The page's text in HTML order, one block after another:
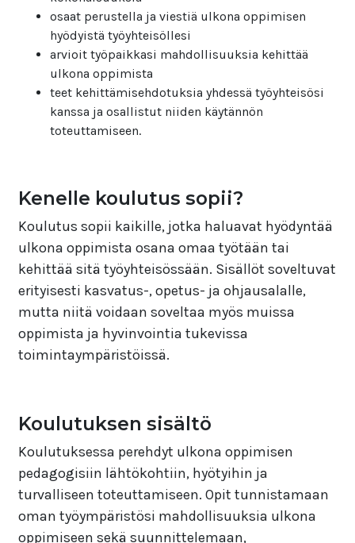
osaat perustella ja viestiä ulkona oppimisen
hyödyistä työyhteisöllesi
arvioit työpaikkasi mahdollisuuksia kehittää
ulkona oppimista
teet kehittämisehdotuksia yhdessä työyhteisösi
kanssa ja osallistut niiden käytännön
toteuttamiseen.
Kenelle koulutus sopii?
Koulutus sopii kaikille, jotka haluavat hyödyntää
ulkona oppimista osana omaa työtään tai
kehittää sitä työyhteisössään. Sisällöt soveltuvat
erityisesti kasvatus-, opetus- ja ohjausalalle,
mutta niitä voidaan soveltaa myös muissa
oppimista ja hyvinvointia tukevissa
toimintaympäristöissä.
Koulutuksen sisältö
Koulutuksessa perehdyt ulkona oppimisen
pedagogisiin lähtökohtiin, hyötyihin ja
turvalliseen toteuttamiseen. Opit tunnistamaan
oman työympäristösi mahdollisuuksia ulkona
oppimiseen sekä suunnittelemaan,